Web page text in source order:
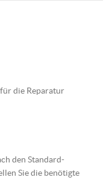
die Reparatur
den Standard-
Sie die benötigte